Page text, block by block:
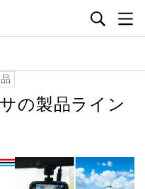
の製品ライン